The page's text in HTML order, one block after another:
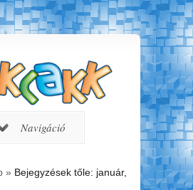
Navigáció
» Bejegyzések tőle: január,